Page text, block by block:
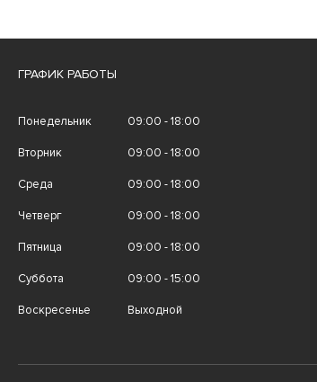
ГРАФИК РАБОТЫ
Понедельник 09:00 - 18:00
Вторник 09:00 - 18:00
Среда 09:00 - 18:00
Четверг 09:00 - 18:00
Пятница 09:00 - 18:00
Суббота 09:00 - 15:00
Воскресенье Выходной